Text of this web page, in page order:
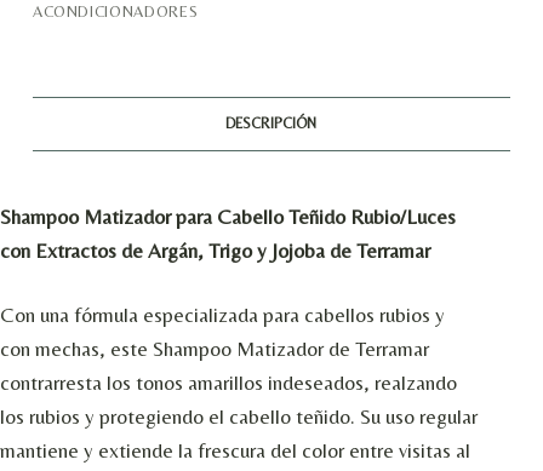
ACONDICIONADORES
DESCRIPCIÓN
Shampoo Matizador para Cabello Teñido Rubio/Luces
con Extractos de Argán, Trigo y Jojoba de Terramar
Con una fórmula especializada para cabellos rubios y
con mechas, este Shampoo Matizador de Terramar
contrarresta los tonos amarillos indeseados, realzando
los rubios y protegiendo el cabello teñido. Su uso regular
mantiene y extiende la frescura del color entre visitas al